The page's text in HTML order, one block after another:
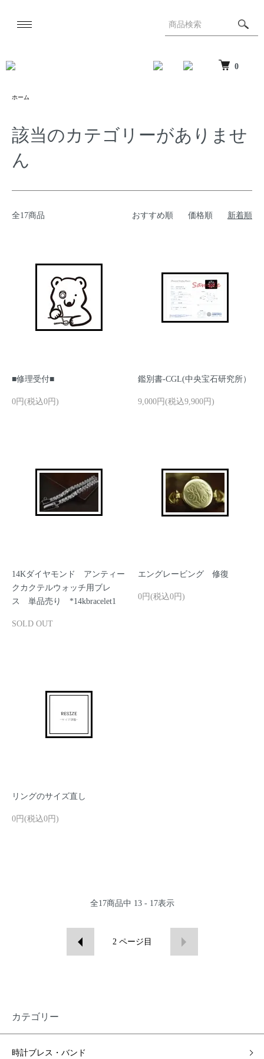
0
ホーム
該当のカテゴリーがありませ
ん
全17商品 おすすめ順 価格順 新着順
■修理受付■
0円(税込0円)
鑑別書-CGL(中央宝石研究所）
9,000円(税込9,900円)
14Kダイヤモンド アンティー
クカクテルウォッチ用ブレ
ス 単品売り *14kbracelet1
SOLD OUT
エングレービング 修復
0円(税込0円)
リングのサイズ直し
0円(税込0円)
全17商品中 13 - 17表示
2 ページ目
カテゴリー
時計ブレス・バンド